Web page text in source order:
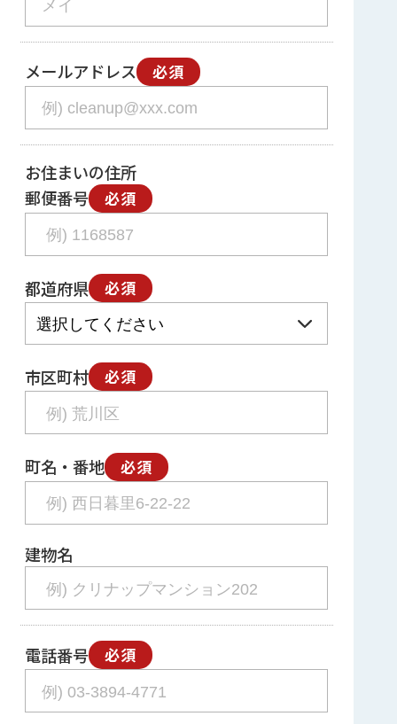
メールアドレス 必須
お住まいの住所
郵便番号
必須
都道府県 必須
市区町村 必須
町名・番地 必須
建物名
電話番号 必須